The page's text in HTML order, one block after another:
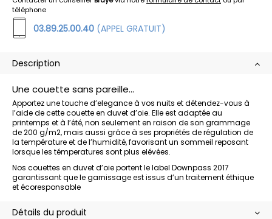
téléphone
03.89.25.00.40 (APPEL GRATUIT)
Description
Une couette sans pareille...
Apportez une touche d’elegance à vos nuits et détendez-vous à
l’aide de cette couette en duvet d’oie. Elle est adaptée au
printemps et à l’été, non seulement en raison de son grammage
de 200 g/m2, mais aussi grâce à ses propriétés de régulation de
la température et de l’humidité, favorisant un sommeil reposant
lorsque les témperatures sont plus elévées.
Nos couettes en duvet d’oie portent le label Downpass 2017
garantissant que le garnissage est issus d’un traitement éthique
et écoresponsable
Détails du produit